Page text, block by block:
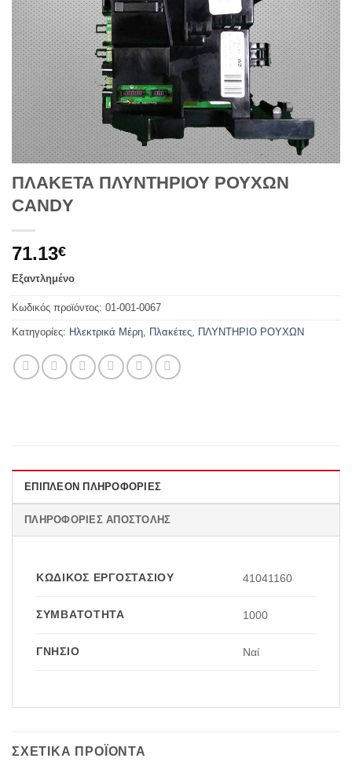
ΠΛΑΚΕΤΑ ΠΛΥΝΤΗΡΙΟΥ ΡΟΥΧΩΝ
CANDY
71.13€
Εξαντλημένο
Κωδικός προϊόντος: 01-001-0067
Κατηγορίες: Ηλεκτρικά Μέρη Πλακέτες ΠΛΥΝΤΗΡΙΟ ΡΟΥΧΩΝ
ΕΠΙΠΛΈΟΝ ΠΛΗΡΟΦΟΡΊΕΣ
ΠΛΗΡΟΦΟΡΊΕΣ ΑΠΟΣΤΟΛΉΣ
ΚΩΔΙΚΌΣ ΕΡΓΟΣΤΑΣΊΟΥ 41041160
ΣΥΜΒΑΤΌΤΗΤΑ 1000
ΓΝΉΣΙΟ Ναί
ΣΧΕΤΙΚΆ ΠΡΟΪΌΝΤΑ